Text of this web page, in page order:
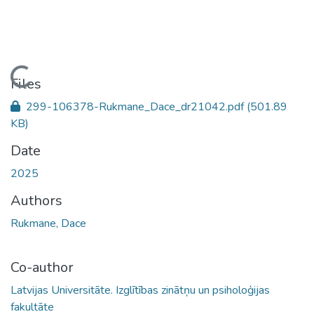
Files
299-106378-Rukmane_Dace_dr21042.pdf(501.89
KB)
Date
2025
Authors
Rukmane, Dace
Co-author
Latvijas Universitāte. Izglītības zinātņu un psiholoģijas
fakultāte